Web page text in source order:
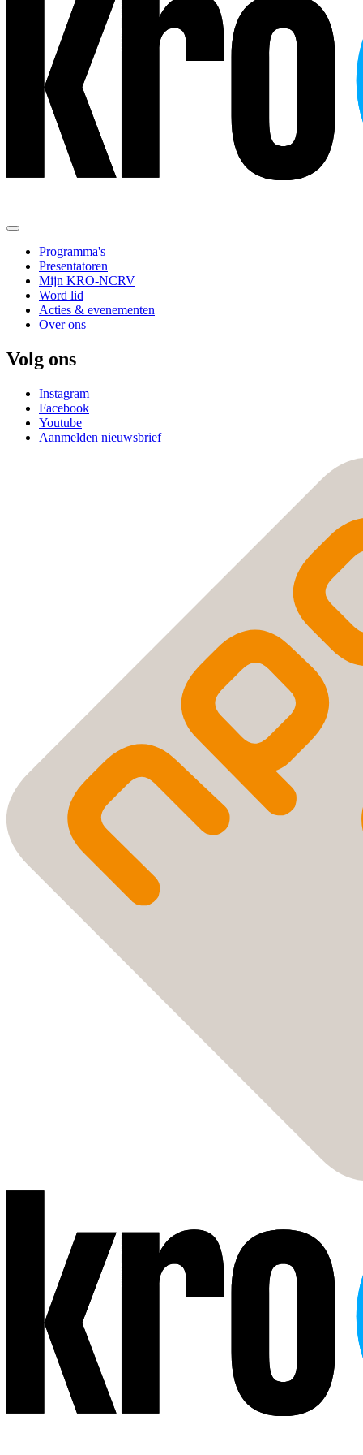
Programma's
Presentatoren
Mijn KRO-NCRV
Word lid
Acties & evenementen
Over ons
Volg ons
Instagram
Facebook
Youtube
Aanmelden nieuwsbrief